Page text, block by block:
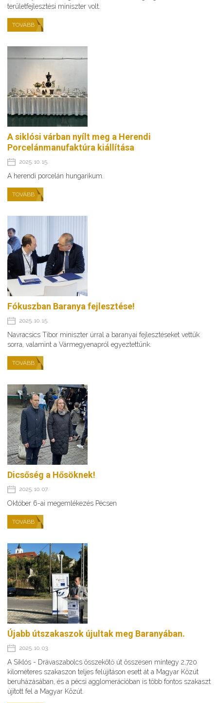
területfejlesztési miniszter volt.
TOVÁBB
A siklósi várban nyílt meg a Herendi
Porcelánmanufaktúra kiállítása
2025. 10. 15.
A herendi porcelán hungarikum.
TOVÁBB
Fókuszban Baranya fejlesztése!
2025. 10. 15.
Navracsics Tibor miniszter úrral a baranyai fejlesztéseket vettük
sorra, valamint a Vármegyenapról egyeztettünk.
TOVÁBB
Dicsőség a Hősöknek!
2025. 10. 07.
Október 6-ai megemlékezés Pécsen
TOVÁBB
Újabb útszakaszok újultak meg Baranyában.
2025. 10. 03.
A Siklós - Drávaszabolcs összekötő út összesen mintegy 2,720
kilométeres szakaszon teljes felújításon esett át a Magyar Közút
beruházásában, és a pécsi agglomerációban is több fontos szakaszt
újított fel a Magyar Közút.